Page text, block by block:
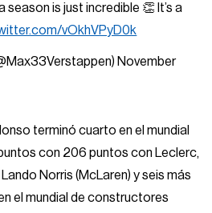
season is just incredible 👏 It’s a
vOkhVPyD0k
November
terminó cuarto en el mundial
con 206 puntos con Leclerc,
Norris (McLaren) y seis más
el mundial de constructores